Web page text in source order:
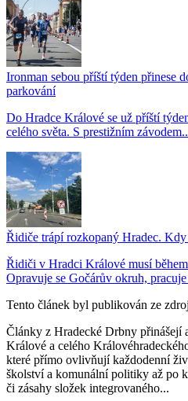
Ironman sebou příští týden přinese
parkování
Do Hradce Králové se už příští
celého světa. S prestižním
Řidiče trápí rozkopaný Hradec.
Řidiči v Hradci Králové musí
Opravuje se Gočárův okruh, pracuje
Tento článek byl publikován ze
Články z Hradecké Drbny přinášejí
Králové a celého
které přímo ovlivňují každodenní
školství a komunální politiky až po
či zásahy složek integrovaného...